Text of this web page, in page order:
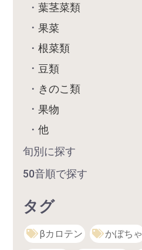
葉茎菜類
果菜
根菜類
豆類
きのこ類
果物
他
旬別に探す
50音順で探す
タグ
βカロテン かぼちゃ